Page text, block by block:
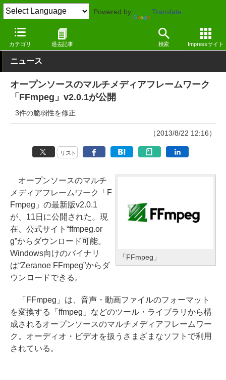
Powered by Translate
カテゴリ 過去記事 検索 Impressサイト
窓の杜 画像・映像・音楽 Windows
ニュース
オープンソースのマルチメディアフレームワーク
「FFmpeg」v2.0.1が公開
3件の脆弱性を修正
（2013/8/22 12:16）
リスト
「FFmpeg」
オープンソースのマルチ
メディアフレームワーク「F
Fmpeg」の最新版v2.0.1
が、11日に公開された。現
在、公式サイト“ffmpeg.or
g”からダウンロード可能。
Windows向けのバイナリ
は“Zeranoe FFmpeg”からダ
ウンロードできる。
「FFmpeg」は、音声・動画ファイルのフォーマット
を変換する「ffmpeg」などのツール・ライブラリから構
成されるオープンソースのマルチメディアフレームワー
ク。オーディオ・ビデオを扱うさまざまなソフトで利用
されている。